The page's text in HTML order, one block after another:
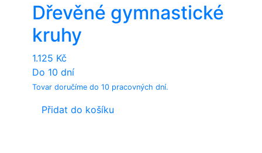
Dřevěné gymnastické
kruhy
1.125 Kč
Do 10 dní
Tovar doručíme do 10 pracovných dní.
Přidat do košíku